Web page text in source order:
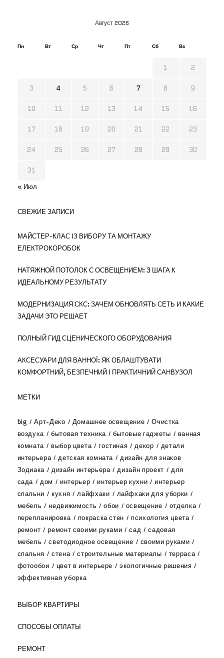
Август 2026
Пн Вт Ср Чт Пт Сб Вс
1 2
3 4 5 6 7 8 9
10 11 12 13 14 15 16
17 18 19 20 21 22 23
24 25 26 27 28 29 30
31
« Июл
СВЕЖИЕ ЗАПИСИ
МАЙСТЕР-КЛАС ІЗ ВИБОРУ ТА МОНТАЖУ
ЕЛЕКТРОКОРОБОК
НАТЯЖНОЙ ПОТОЛОК С ОСВЕЩЕНИЕМ: 3 ШАГА К
ИДЕАЛЬНОМУ РЕЗУЛЬТАТУ
МОДЕРНИЗАЦИЯ СКС: ЗАЧЕМ ОБНОВЛЯТЬ СЕТЬ И КАКИЕ
ЗАДАЧИ ЭТО РЕШАЕТ
ПОЛНЫЙ ГИД СЦЕНИЧЕСКОГО ОБОРУДОВАНИЯ
АКСЕСУАРИ ДЛЯ ВАННОЇ: ЯК ОБЛАШТУВАТИ
КОМФОРТНИЙ, БЕЗПЕЧНИЙ І ПРАКТИЧНИЙ САНВУЗОЛ
МЕТКИ
big Арт-Деко Домашнее освещение
Очистка
воздуха
бытовая техника бытовые гаджеты
ванная
комната
выбор цвета гостиная декор
детали
интерьера
детская комната
дизайн для знаков
Зодиака
дизайн интерьера дизайн проект
для
сада
дом интерьер интерьер кухни
интерьер
спальни
кухня лайфхаки
лайфхаки для уборки
мебель
недвижимость обои освещение
отделка
перепланировка
покраска стен
психология цвета
ремонт
ремонт своими руками сад
садовая
мебель
светодиодное освещение
своими руками
спальня
стена строительные материалы
терраса
фотообои
цвет в интерьере
экологичные решения
эффективная уборка
ВЫБОР КВАРТИРЫ
СПОСОБЫ ОПЛАТЫ
РЕМОНТ